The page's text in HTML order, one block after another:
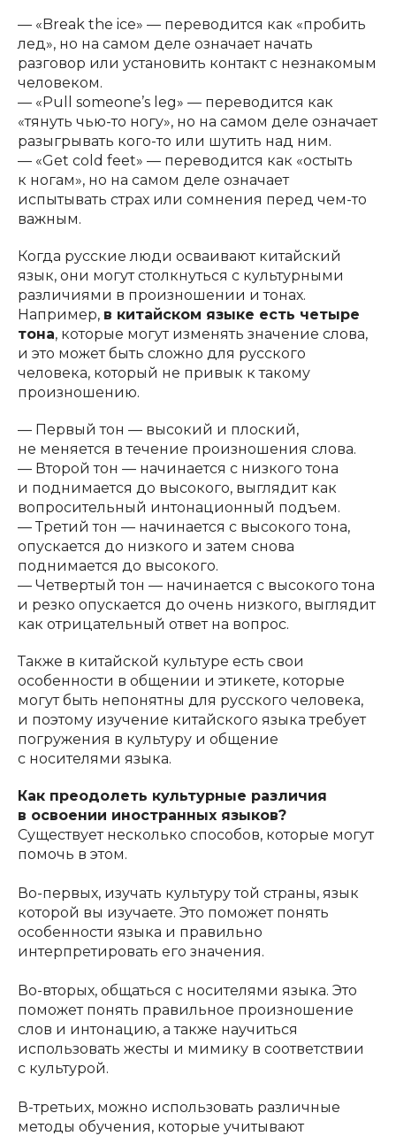
— «Break the ice» — переводится как «пробить
лед», но на самом деле означает начать
разговор или установить контакт с незнакомым
человеком.
— «Pull someone’s leg» — переводится как
«тянуть чью-то ногу», но на самом деле означает
разыгрывать кого-то или шутить над ним.
— «Get cold feet» — переводится как «остыть
к ногам», но на самом деле означает
испытывать страх или сомнения перед чем-то
важным.
Когда русские люди осваивают китайский
язык, они могут столкнуться с культурными
различиями в произношении и тонах.
Например, в китайском языке есть четыре
тона, которые могут изменять значение слова,
и это может быть сложно для русского
человека, который не привык к такому
произношению.
— Первый тон — высокий и плоский,
не меняется в течение произношения слова.
— Второй тон — начинается с низкого тона
и поднимается до высокого, выглядит как
вопросительный интонационный подъем.
— Третий тон — начинается с высокого тона,
опускается до низкого и затем снова
поднимается до высокого.
— Четвертый тон — начинается с высокого тона
и резко опускается до очень низкого, выглядит
как отрицательный ответ на вопрос.
Также в китайской культуре есть свои
особенности в общении и этикете, которые
могут быть непонятны для русского человека,
и поэтому изучение китайского языка требует
погружения в культуру и общение
с носителями языка.
Как преодолеть культурные различия
в освоении иностранных языков?
Существует несколько способов, которые могут
помочь в этом.
Во-первых, изучать культуру той страны, язык
которой вы изучаете. Это поможет понять
особенности языка и правильно
интерпретировать его значения.
Во-вторых, общаться с носителями языка. Это
поможет понять правильное произношение
слов и интонацию, а также научиться
использовать жесты и мимику в соответствии
с культурой.
В-третьих, можно использовать различные
методы обучения, которые учитывают